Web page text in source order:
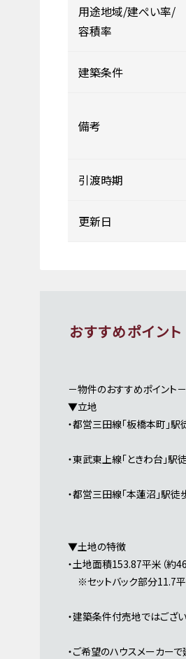
用途地域/建ぺい率/
容積率
建築条件
備考
引渡時期
更新日
おすすめポイント
－物件のおすすめポイント－
▼立地
・都営三田線「板橋本町」
・東武東上線「ときわ台」駅
・都営三田線「本蓮沼」駅
▼土地の特徴
・土地面積153.87平米（約
※セットバック部分11.7
・建築条件付売地ではござ
・ご希望のハウスメーカー